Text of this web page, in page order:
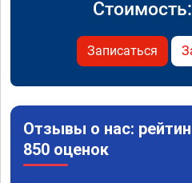
Стоимость:
Записаться
Отзывы о нас:
850 оценок